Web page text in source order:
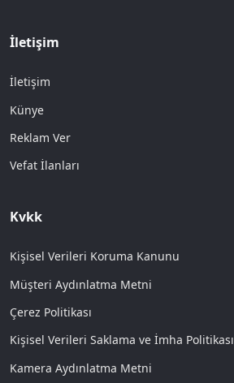
İletişim
İletişim
Künye
Reklam Ver
Vefat İlanları
Kvkk
Kişisel Verileri Koruma Kanunu
Müşteri Aydınlatma Metni
Çerez Politikası
Kişisel Verileri Saklama ve İmha Politikası
Kamera Aydınlatma Metni